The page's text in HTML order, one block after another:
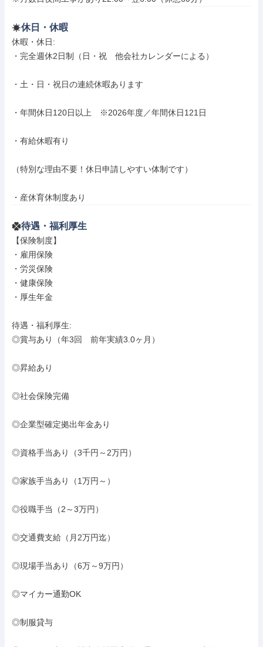
休日・休暇
休暇・休日:
・完全週休2日制（日・祝　他会社カレンダーによる）
・土・日・祝日の連続休暇あります
・年間休日120日以上　※2026年度／年間休日121日
・有給休暇有り
（特別な理由不要！休日申請しやすい体制です）
・産休育休制度あり
待遇・福利厚生
【保険制度】
・雇用保険
・労災保険
・健康保険
・厚生年金
待遇・福利厚生:
◎賞与あり（年3回　前年実績3.0ヶ月）
◎昇給あり
◎社会保険完備
◎企業型確定拠出年金あり
◎資格手当あり（3千円～2万円）
◎家族手当あり（1万円～）
◎役職手当（2～3万円）
◎交通費支給（月2万円迄）
◎現場手当あり（6万～9万円）
◎マイカー通勤OK
◎制服貸与